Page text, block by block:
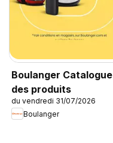
Boulanger Catalogue
des produits
du vendredi 31/07/2026
Boulanger